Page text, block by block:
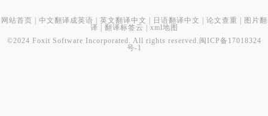
网站首页 中文翻译成英语 英文翻译中文 日语翻译中文 论文查重
图片翻
译
翻译标签云
xml地图
©2024 Foxit Software Incorporated. All rights reserved. 闽ICP备17018324
号-1